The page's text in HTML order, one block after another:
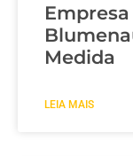
Medida
LEIA MAIS